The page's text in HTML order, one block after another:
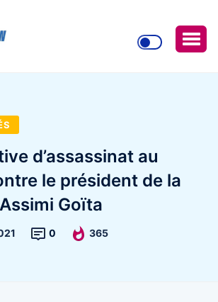
d’assassinat au
le président de la
Goïta
0 365